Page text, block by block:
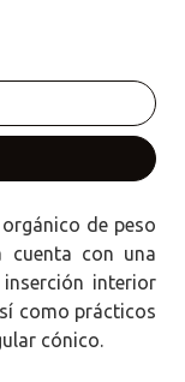
de peso
cuenta con una
interior
como prácticos
cónico.